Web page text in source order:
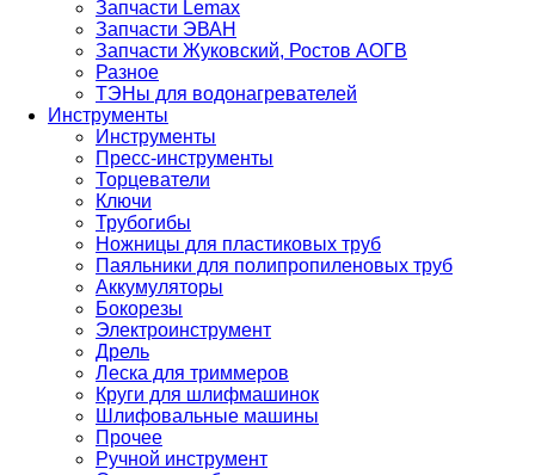
Запчасти Lemax
Запчасти ЭВАН
Запчасти Жуковский, Ростов АОГВ
Разное
ТЭНы для водонагревателей
Инструменты
Инструменты
Пресс-инструменты
Торцеватели
Ключи
Трубогибы
Ножницы для пластиковых труб
Паяльники для полипропиленовых труб
Аккумуляторы
Бокорезы
Электроинструмент
Дрель
Леска для триммеров
Круги для шлифмашинок
Шлифовальные машины
Прочее
Ручной инструмент